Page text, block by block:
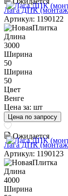
Лага ДПК
Артикул: 1190122
Длина
3000
Ширина
50
Ширина
50
Цвет
Венге
Цена за: шт
Цена по запросу
Ожидается
Лага ДПК
Артикул: 1190123
Длина
4000
Ширина